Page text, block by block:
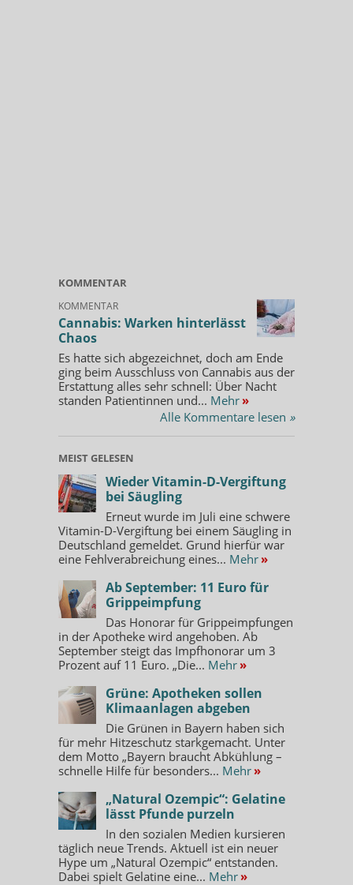
KOMMENTAR
KOMMENTAR
Cannabis: Warken hinterlässt
Chaos
Es hatte sich abgezeichnet, doch am Ende
ging beim Ausschluss von Cannabis aus der
Erstattung alles sehr schnell: Über Nacht
standen Patientinnen und... Mehr »
Alle Kommentare lesen »
MEIST GELESEN
Wieder Vitamin-D-Vergiftung
bei Säugling
Erneut wurde im Juli eine schwere
Vitamin-D-Vergiftung bei einem Säugling in
Deutschland gemeldet. Grund hierfür war
eine Fehlverabreichung eines... Mehr »
Ab September: 11 Euro für
Grippeimpfung
Das Honorar für Grippeimpfungen
in der Apotheke wird angehoben. Ab
September steigt das Impfhonorar um 3
Prozent auf 11 Euro. „Die... Mehr »
Grüne: Apotheken sollen
Klimaanlagen abgeben
Die Grünen in Bayern haben sich
für mehr Hitzeschutz starkgemacht. Unter
dem Motto „Bayern braucht Abkühlung –
schnelle Hilfe für besonders... Mehr »
„Natural Ozempic“: Gelatine
lässt Pfunde purzeln
In den sozialen Medien kursieren
täglich neue Trends. Aktuell ist ein neuer
Hype um „Natural Ozempic“ entstanden.
Dabei spielt Gelatine eine... Mehr »